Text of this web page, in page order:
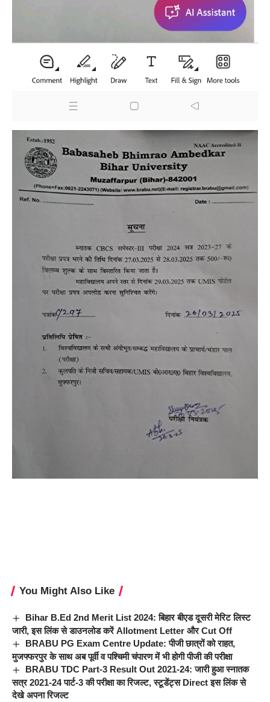
You Might Also Like
Bihar B.Ed 2nd Merit List 2024: बिहार बीएड दूसरी मेरिट लिस्ट
जारी, इस लिंक से डाउनलोड करें Allotment Letter और Cut Off
BRABU PG Exam Centre Update: पीजी छात्रों को राहत,
मुजफ्फरपुर के साथ अब पूर्वी व पश्चिमी चंपारण में भी होगी पीजी की परीक्षा
BRABU TDC Part-3 Result Out 2021-24: जारी हुआ स्नातक
सत्र 2021-24 पार्ट-3 की परीक्षा का रिजल्ट, स्टूडेंट्स Direct इस लिंक से
देखे अपना रिजल्ट